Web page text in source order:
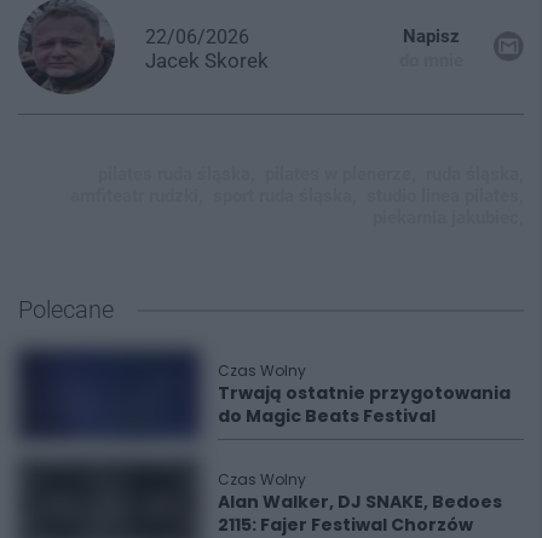
22/06/2026
Jacek Skorek
Napisz
Polecane
Czas Wolny
Trwają ostatnie przygotowania
do Magic Beats Festival
Czas Wolny
Alan Walker, DJ SNAKE, Bedoes
2115: Fajer Festiwal Chorzów